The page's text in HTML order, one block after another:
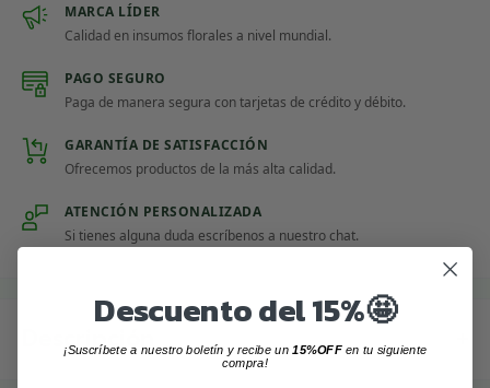
MARCA LÍDER
Calidad en insumos florales a nivel mundial.
PAGO SEGURO
Paga de manera segura con tarjetas de crédito y débito.
GARANTÍA DE SATISFACCIÓN
Ofrecemos productos de la más alta calidad.
ATENCIÓN PERSONALIZADA
Si tienes alguna duda escríbenos a nuestro chat.
Descripción
Descuento del 15%🤩
¡Suscríbete a nuestro boletín y recibe un 15%OFFen tu siguiente
compra!